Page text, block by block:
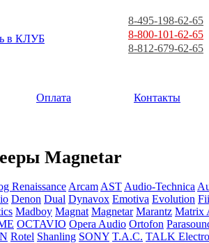
в КЛУБ
8-495-198-62-65
8-800-101-62-65
8-812-679-62-65
Оплата Контакты
Magnetar
Renaissance Arcam AST Audio-Technica
Denon Dual Dynavox Emotiva Evolution
Madboy Magnat Magnetar Marantz Matrix
OCTAVIO Opera Audio Ortofon
Rotel Shanling SONY T.A.C. TALK